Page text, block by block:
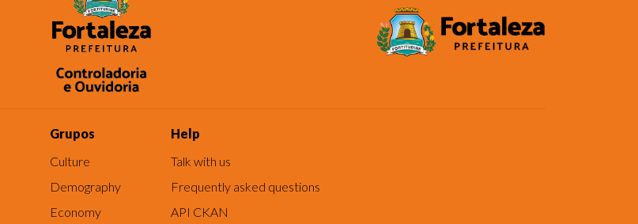
Grupos
Culture
Demography
Economy
Help
Talk with us
Frequently asked questions
API CKAN